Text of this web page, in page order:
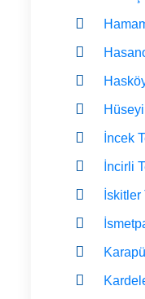
İncek
İncirli